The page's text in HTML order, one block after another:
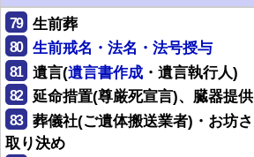
79 生前葬
80 生前戒名・法名・法号授与
81 遺言(遺言書作成 ・遺言執行人)
82 延命措置(尊厳死宣言)、臓器提
83
葬儀社(ご遺体搬送業者)・お坊
取り決め